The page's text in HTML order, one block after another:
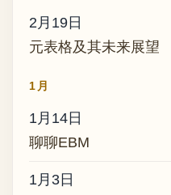
2月19日
元表格及其未来展望
1月
1月14日
聊聊EBM
1月3日